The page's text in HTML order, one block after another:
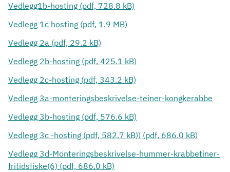
Vedlegg1b-hosting (pdf, 728.8 kB)
Vedlegg 1c hosting (pdf, 1.9 MB)
Vedlegg 2a (pdf, 29.2 kB)
Vedlegg 2b-hosting (pdf, 425.1 kB)
Vedlegg 2c-hosting (pdf, 343.2 kB)
Vedlegg 3a-monteringsbeskrivelse-teiner-kongkerabbe
Vedlegg 3b-hosting (pdf, 576.6 kB)
Vedlegg 3c -hosting (pdf, 582.7 kB)) (pdf, 686.0 kB)
Vedlegg 3d-Monteringsbeskrivelse-hummer-krabbetiner-
fritidsfiske(6) (pdf, 686.0 kB)